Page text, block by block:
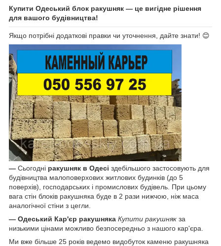
Купити Одеський блок ракушняк — це вигідне рішення
для вашого будівництва!
Якщо потрібні додаткові правки чи уточнення, дайте знати! 😊
— Сьогодні ракушняк в Одесі здебільшого застосовують для
будівництва малоповерхових житлових будинків (до 5
поверхів), господарських і промислових будівель. При цьому
вага стін блоків ракушняка буде в 2 рази нижчою, ніж маса
аналогічної стіни з цегли.
— Одеський Кар'єр ракушняка Купити ракушняк за
низькими цінами можливо безпосередньо з нашого кар'єра.
Ми вже більше 25 років ведемо видобуток каменю ракушняка